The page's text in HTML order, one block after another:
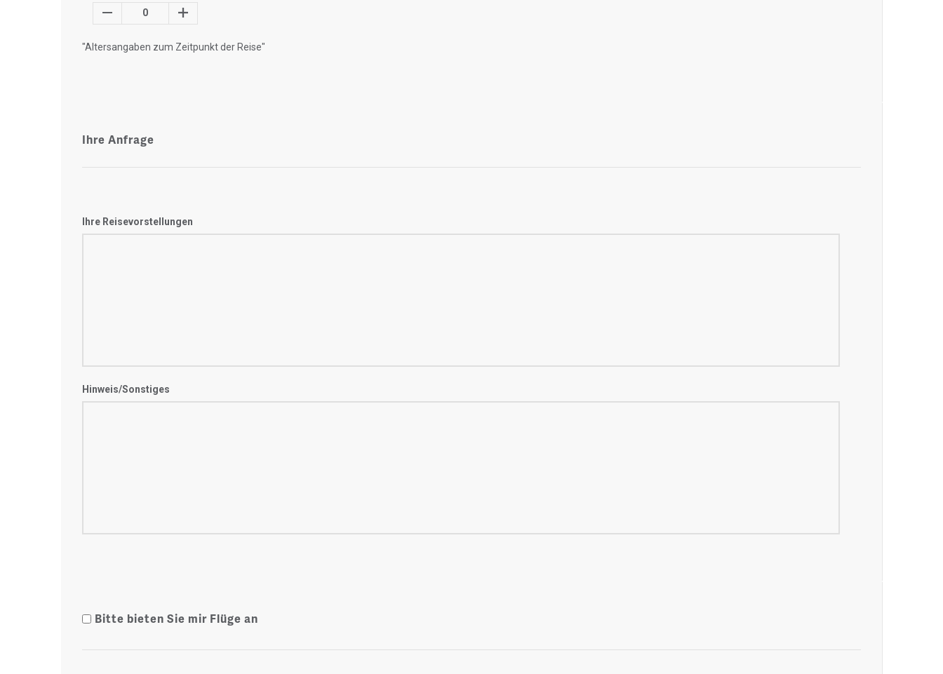
0
"Altersangaben zum Zeitpunkt der Reise"
Ihre Anfrage
Ihre Reisevorstellungen
Hinweis/Sonstiges
Bitte bieten Sie mir Flüge an